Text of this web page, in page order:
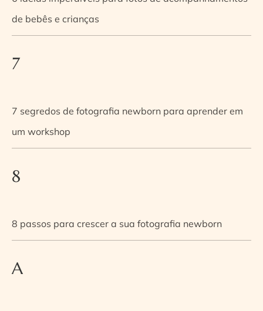
de bebês e crianças
7
7 segredos de fotografia newborn para aprender em
um workshop
8
8 passos para crescer a sua fotografia newborn
A